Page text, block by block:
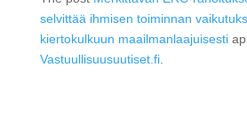
selvittää ihmisen toiminnan
kiertokulkuun maailmanlaajuisesti
Vastuullisuusuutiset.fi.